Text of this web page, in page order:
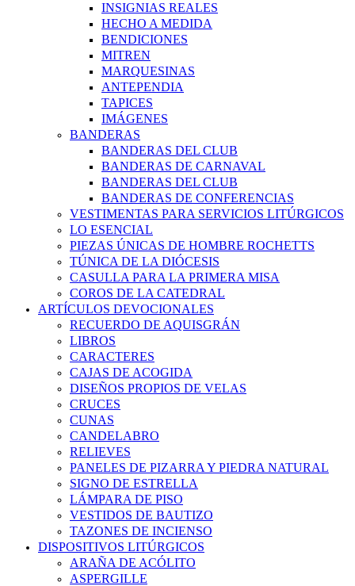
INSIGNIAS REALES
HECHO A MEDIDA
BENDICIONES
MITREN
MARQUESINAS
ANTEPENDIA
TAPICES
IMÁGENES
BANDERAS
BANDERAS DEL CLUB
BANDERAS DE CARNAVAL
BANDERAS DEL CLUB
BANDERAS DE CONFERENCIAS
VESTIMENTAS PARA SERVICIOS LITÚRGICOS
LO ESENCIAL
PIEZAS ÚNICAS DE HOMBRE ROCHETTS
TÚNICA DE LA DIÓCESIS
CASULLA PARA LA PRIMERA MISA
COROS DE LA CATEDRAL
ARTÍCULOS DEVOCIONALES
RECUERDO DE AQUISGRÁN
LIBROS
CARACTERES
CAJAS DE ACOGIDA
DISEÑOS PROPIOS DE VELAS
CRUCES
CUNAS
CANDELABRO
RELIEVES
PANELES DE PIZARRA Y PIEDRA NATURAL
SIGNO DE ESTRELLA
LÁMPARA DE PISO
VESTIDOS DE BAUTIZO
TAZONES DE INCIENSO
DISPOSITIVOS LITÚRGICOS
ARAÑA DE ACÓLITO
ASPERGILLE